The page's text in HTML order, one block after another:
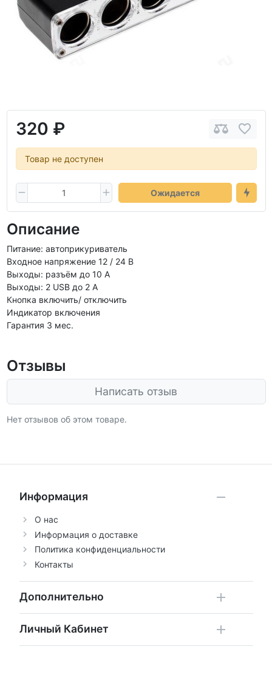
320 ₽
Товар не доступен
Ожидается
Описание
Питание: автоприкуриватель
Входное напряжение 12 / 24 В
Выходы: разъём до 10 А
Выходы: 2 USB до 2 А
Кнопка включить/ отключить
Индикатор включения
Гарантия 3 мес.
Отзывы
Написать отзыв
Нет отзывов об этом товаре.
Информация
О нас
Информация о доставке
Политика конфиденциальности
Контакты
Дополнительно
Личный Кабинет